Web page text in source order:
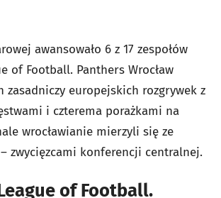
awansowało 6 z 17 zespołów
of Football. Panthers Wrocław
zasadniczy europejskich rozgrywek z
i czterema porażkami na
wrocławianie mierzyli się ze
zwycięzcami konferencji centralnej.
of Football.